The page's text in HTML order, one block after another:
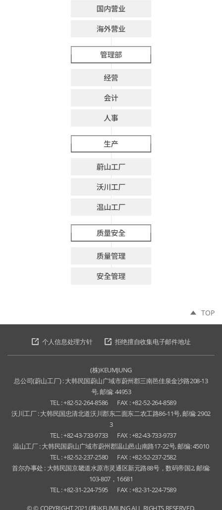
个人信息处理方针 拒绝擅自收集电子邮件地址
(株)KEUMJUNG
总公司(蔚山工厂) : 大韩民国蔚山广域市蔚州郡三南邑佳泉金沙路208-13
号, 邮编: 44953
TEL : +82-52-264-8586
FAX : +82-52-264-8589
沃川工厂 : 大韩民国忠清北道沃川郡东二面东二农工路86-11号, 邮编: 2902
3
TEL : +82-43-733-9733
FAX : +82-43-733-9737
温山工厂 : 大韩民国蔚山广域市蔚州郡温山邑山南路17-22号, 邮编: 45010
TEL : +82-52-237-2580
FAX : +82-52-237-2582
首尔办事处 : 大韩民国京畿道水原市灵通区新元路88号，数码帝国2, 邮编:
103-807，16681
TEL : +82-31-224-7595
FAX : +82-31-224-7589
© © COPYRIGHT 2021 (株)KEUMJUNG ALL RIGHTS RESERVED.
TOP